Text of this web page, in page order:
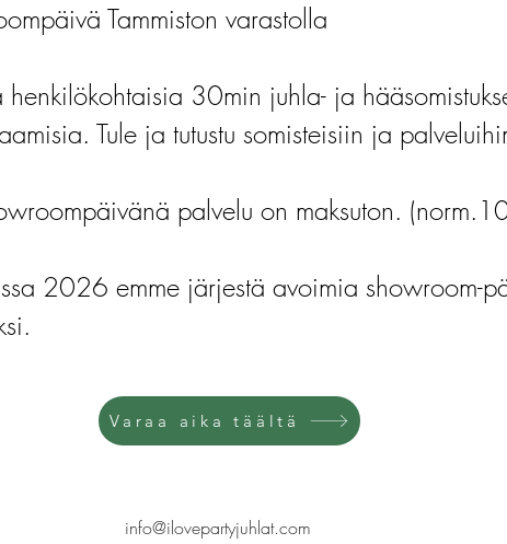
Tammiston varastolla
henkilökohtaisia 30min juhla- ja
Tule ja tutustu somisteisiin ja
palvelu on maksuton.
2026 emme järjestä avoimia showroom-
Varaa aika täältä
info@ilovepartyjuhlat.com